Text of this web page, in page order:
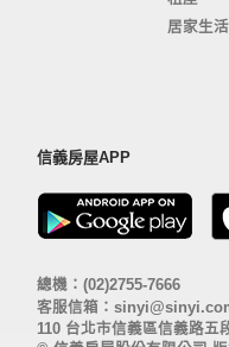
居家生活
信義房屋APP
總機：(02)2755-7666
客服信箱：
110 台北市信義區信義路五